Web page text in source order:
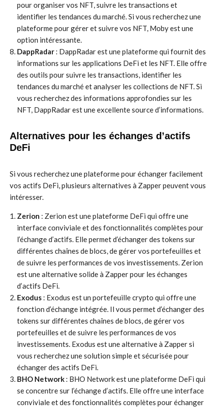
pour organiser vos NFT, suivre les transactions et
identifier les tendances du marché. Si vous recherchez une
plateforme pour gérer et suivre vos NFT, Moby est une
option intéressante.
DappRadar : DappRadar est une plateforme qui fournit des
informations sur les applications DeFi et les NFT. Elle offre
des outils pour suivre les transactions, identifier les
tendances du marché et analyser les collections de NFT. Si
vous recherchez des informations approfondies sur les
NFT, DappRadar est une excellente source d’informations.
Alternatives pour les échanges d’actifs
DeFi
Si vous recherchez une plateforme pour échanger facilement
vos actifs DeFi, plusieurs alternatives à Zapper peuvent vous
intéresser.
Zerion : Zerion est une plateforme DeFi qui offre une
interface conviviale et des fonctionnalités complètes pour
l’échange d’actifs. Elle permet d’échanger des tokens sur
différentes chaînes de blocs, de gérer vos portefeuilles et
de suivre les performances de vos investissements. Zerion
est une alternative solide à Zapper pour les échanges
d’actifs DeFi.
Exodus : Exodus est un portefeuille crypto qui offre une
fonction d’échange intégrée. Il vous permet d’échanger des
tokens sur différentes chaînes de blocs, de gérer vos
portefeuilles et de suivre les performances de vos
investissements. Exodus est une alternative à Zapper si
vous recherchez une solution simple et sécurisée pour
échanger des actifs DeFi.
BHO Network : BHO Network est une plateforme DeFi qui
se concentre sur l’échange d’actifs. Elle offre une interface
conviviale et des fonctionnalités complètes pour échanger